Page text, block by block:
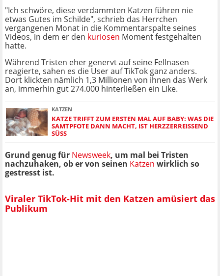
"Ich schwöre, diese verdammten Katzen führen nie
etwas Gutes im Schilde", schrieb das Herrchen
vergangenen Monat in die Kommentarspalte seines
Videos, in dem er den kuriosen Moment festgehalten
hatte.
Während Tristen eher genervt auf seine Fellnasen
reagierte, sahen es die User auf TikTok ganz anders.
Dort klickten nämlich 1,3 Millionen von ihnen das Werk
an, immerhin gut 274.000 hinterließen ein Like.
KATZEN
KATZE TRIFFT ZUM ERSTEN MAL AUF BABY: WAS DIE
SAMTPFOTE DANN MACHT, IST HERZZERREISSEND S
ÜSS
Grund genug für Newsweek, um mal bei Tristen
nachzuhaken, ob er von seinen Katzen wirklich so
gestresst ist.
Viraler TikTok-Hit mit den Katzen amüsiert das
Publikum